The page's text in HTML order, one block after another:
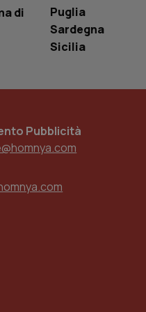
di
Puglia
Sardegna
Sicilia
Pubblicità
per abilitare il
di utenti loggato con identity